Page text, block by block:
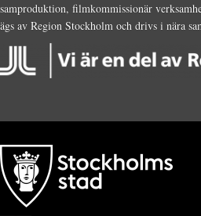
samproduktion, filmkommissionär
ägs av Region Stockholm och drivs i nära